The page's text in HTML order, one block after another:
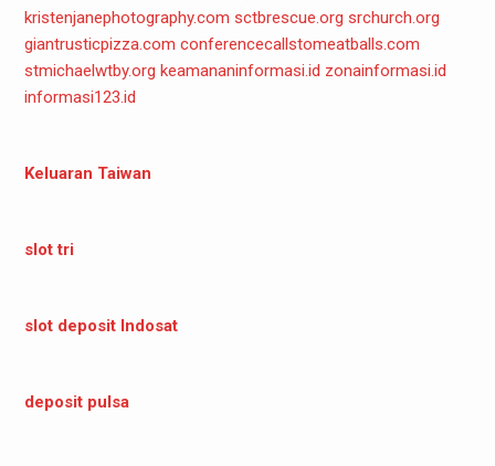
kristenjanephotography.com sctbrescue.org srchurch.org
giantrusticpizza.com conferencecallstomeatballs.com
stmichaelwtby.org keamananinformasi.id zonainformasi.id
informasi123.id
Keluaran Taiwan
slot tri
slot deposit Indosat
deposit pulsa